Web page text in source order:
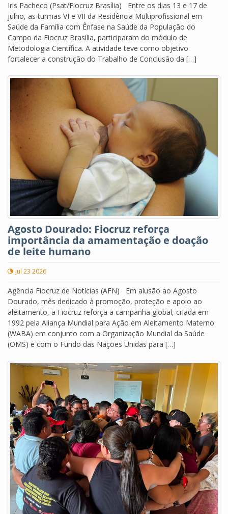
Iris Pacheco (Psat/Fiocruz Brasília) Entre os dias 13 e 17 de
julho, as turmas VI e VII da Residência Multiprofissional em
Saúde da Família com Ênfase na Saúde da População do
Campo da Fiocruz Brasília, participaram do módulo de
Metodologia Científica. A atividade teve como objetivo
fortalecer a construção do Trabalho de Conclusão da […]
Agosto Dourado: Fiocruz reforça
importância da amamentação e doação
de leite humano
jul 23 2026
Agência Fiocruz de Notícias (AFN) Em alusão ao Agosto
Dourado, mês dedicado à promoção, proteção e apoio ao
aleitamento, a Fiocruz reforça a campanha global, criada em
1992 pela Aliança Mundial para Ação em Aleitamento Materno
(WABA) em conjunto com a Organização Mundial da Saúde
(OMS) e com o Fundo das Nações Unidas para […]